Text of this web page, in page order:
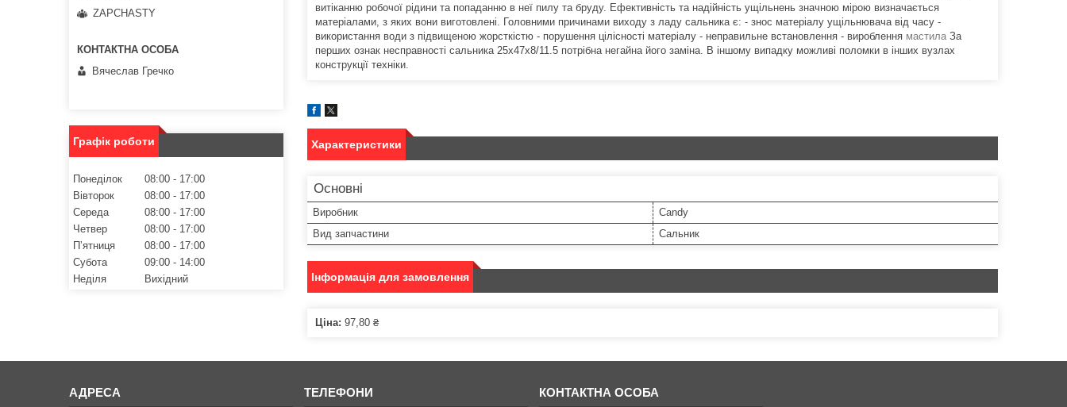
витіканню робочої рідини та попаданню в неї пилу та бруду. Ефективність та надійність ущільнень значною мірою визначається
матеріалами, з яких вони виготовлені. Головними причинами виходу з ладу сальника є: - знос матеріалу ущільнювача від часу -
використання води з підвищеною жорсткістю - порушення цілісності матеріалу - неправильне встановлення - вироблення мастила За
перших ознак несправності сальника 25х47х8/11.5 потрібна негайна його заміна. В іншому випадку можливі поломки в інших вузлах
конструкції техніки.
Характеристики
Основні
Виробник
Candy
Вид запчастини
Сальник
Інформація для замовлення
Ціна: 97,80 ₴
ZAPCHASTY
Вячеслав Гречко
Графік роботи
Понеділок 08:00
17:00
Вівторок
08:00
17:00
Середа
08:00
17:00
Четвер
08:00
17:00
Пʼятниця
08:00
17:00
Субота
09:00
14:00
Неділя
Вихідний